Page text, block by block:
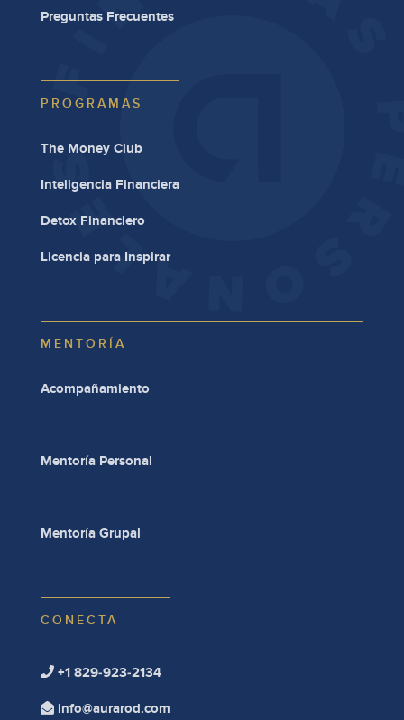
Preguntas Frecuentes
PROGRAMAS
The Money Club
Inteligencia Financiera
Detox Financiero
Licencia para Inspirar
MENTORÍA
Acompañamiento
Mentoría Personal
Mentoría Grupal
CONECTA
 +1 829-923-2134
 info@aurarod.com